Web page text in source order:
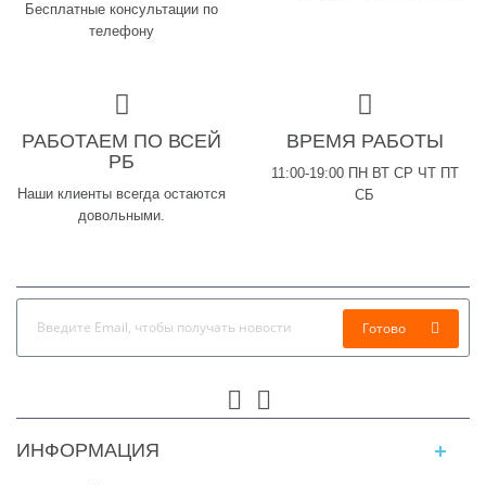
Бесплатные консультации по
телефону
РАБОТАЕМ ПО ВСЕЙ
РБ
Наши клиенты всегда остаются
довольными.
ВРЕМЯ РАБОТЫ
11:00-19:00 ПН ВТ СР ЧТ ПТ
СБ
Готово
ИНФОРМАЦИЯ